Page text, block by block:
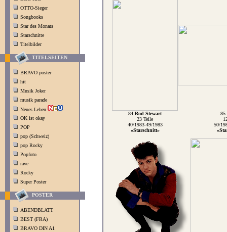
OTTO-Sieger
Songbooks
Star des Monats
Starschnitte
Titelbilder
TITELSEITEN
BRAVO poster
hit
Musik Joker
musik parade
Neues Leben
OK ist okay
POP
pop (Schweiz)
pop Rocky
Popfoto
rave
Rocky
Super Poster
POSTER
ABENDBLATT
BEST (FRA)
BRAVO DIN A1
84 Rod Stewart
85
23 Teile
40/1983-49/1983
50/
«Starschnitt»